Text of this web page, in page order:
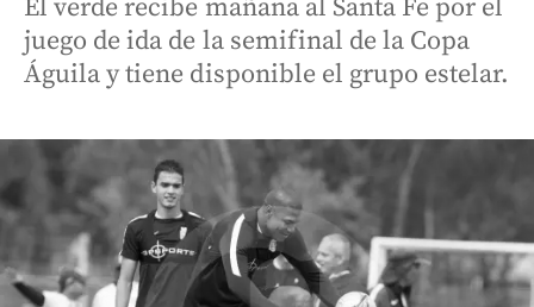
El verde recibe mañana al Santa Fe por el
juego de ida de la semifinal de la Copa
Águila y tiene disponible el grupo estelar.